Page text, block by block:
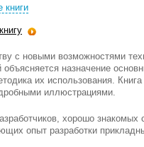
книги
с новыми возможностями
назначение
их использования.
иллюстрациями.
хорошо
опыт разработки